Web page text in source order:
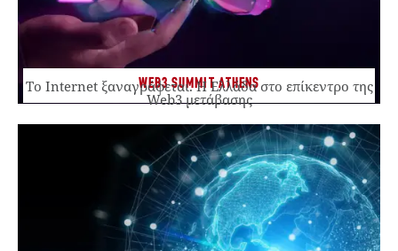
WEB3 SUMMIT ATHENS
Το Internet ξαναγράφεται. Η Ελλάδα στο επίκεντρο της
Web3 μετάβασης